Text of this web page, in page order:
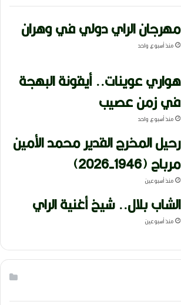
مهرجان الراي دولي في وهران
منذ أسبوع واحد
هواري عوينات.. أيقونة البهجة
في زمن عصيب
منذ أسبوع واحد
رحيل المخرج القدير محمد الأمين
مرباح (1946-2026)
منذ أسبوعين
الشاب بلال.. شيخ أغنية الراي
منذ أسبوعين